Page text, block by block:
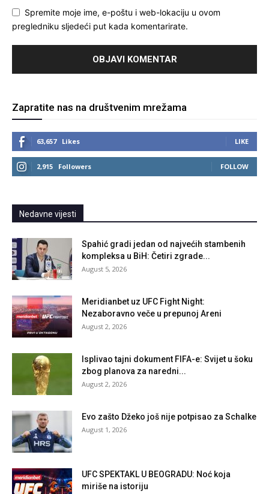
Spremite moje ime, e-poštu i web-lokaciju u ovom
pregledniku sljedeći put kada komentarirate.
Zapratite nas na društvenim mrežama
63,657 Likes LIKE
2,915 Followers FOLLOW
Nedavne vijesti
Spahić gradi jedan od najvećih stambenih
kompleksa u BiH: Četiri zgrade...
August 5, 2026
Meridianbet uz UFC Fight Night:
Nezaboravno veče u prepunoj Areni
August 2, 2026
Isplivao tajni dokument FIFA-e: Svijet u šoku
zbog planova za naredni...
August 2, 2026
Evo zašto Džeko još nije potpisao za Schalke
August 1, 2026
UFC SPEKTAKL U BEOGRADU: Noć koja
miriše na istoriju